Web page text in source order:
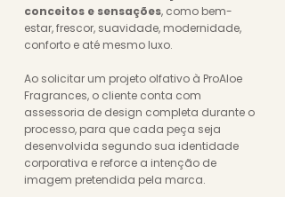
conceitos e sensações, como bem-
estar, frescor, suavidade, modernidade,
conforto e até mesmo luxo.
Ao solicitar um projeto olfativo à ProAloe
Fragrances, o cliente conta com
assessoria de design completa durante o
processo, para que cada peça seja
desenvolvida segundo sua identidade
corporativa e reforce a intenção de
imagem pretendida pela marca.​